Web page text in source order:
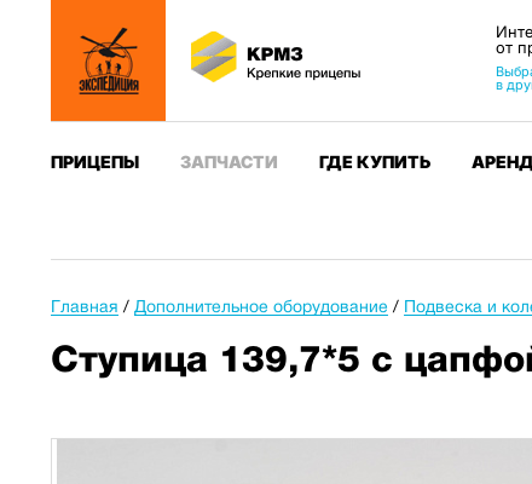
от
в
ПРИЦЕПЫ ЗАПЧАСТИ ГДЕ КУПИТЬ
Главная / Дополнительное оборудование / Подвеска и
Ступица 139,7*5 с